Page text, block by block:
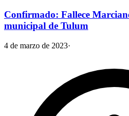
Confirmado: Fallece
municipal de Tulum
4 de marzo de 2023·